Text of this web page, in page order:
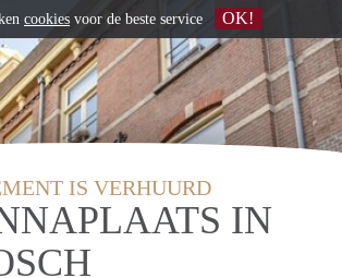
IS VERHUURD
IN
cookies voor de beste service OK!